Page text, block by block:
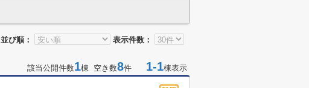
並び順： 表示件数：
該当公開件数1棟 空き数8件 1-1棟表示